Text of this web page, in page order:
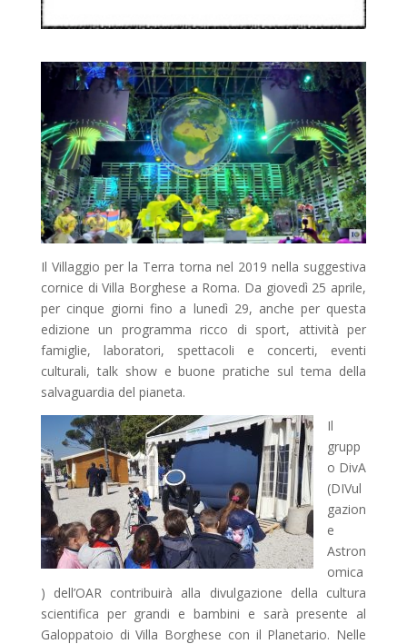
Il Villaggio per la Terra torna nel 2019 nella suggestiva
cornice di Villa Borghese a Roma. Da giovedì 25 aprile,
per cinque giorni fino a lunedì 29, anche per questa
edizione un programma ricco di sport, attività per
famiglie, laboratori, spettacoli e concerti, eventi
culturali, talk show e buone pratiche sul tema della
salvaguardia del pianeta.
Il
grupp
o DivA
(DIVul
gazion
e
Astron
omica
) dell’OAR contribuirà alla divulgazione della cultura
scientifica per grandi e bambini e sarà presente al
Galoppatoio di Villa Borghese con il Planetario. Nelle